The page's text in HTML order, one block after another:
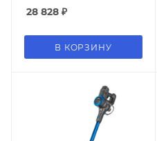
28 828 ₽
В КОРЗИНУ